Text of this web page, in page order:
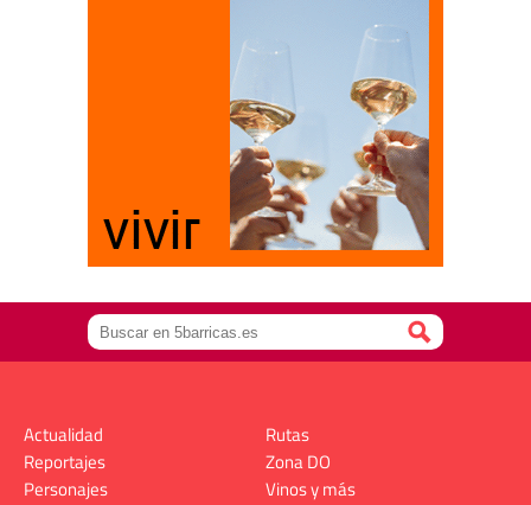
Actualidad
Reportajes
Personajes
Rutas
Zona DO
Vinos y más